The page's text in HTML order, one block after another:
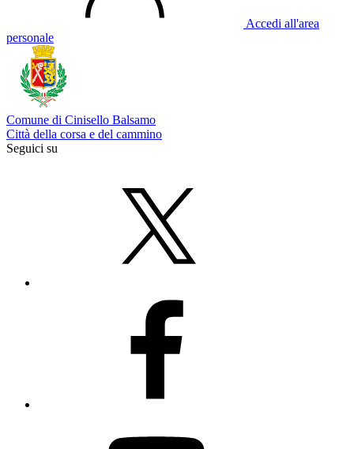
Accedi all'area
personale
Comune di Cinisello Balsamo
Città della corsa e del cammino
Seguici su